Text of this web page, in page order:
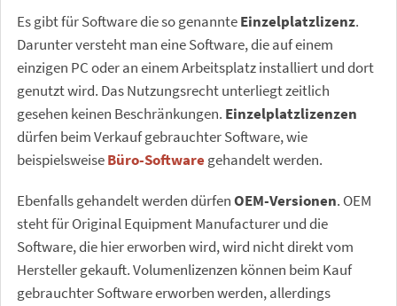
Es gibt für Software die so genannteEinzelplatzlizenz.
Darunter versteht man eine Software, die auf einem
einzigen PC oder an einem Arbeitsplatz installiert und dort
genutzt wird. Das Nutzungsrecht unterliegt zeitlich
gesehen keinen Beschränkungen. Einzelplatzlizenzen
dürfen beim Verkauf gebrauchter Software, wie
beispielsweiseBüro-Softwaregehandelt werden.
Ebenfalls gehandelt werden dürfenOEM-Versionen. OEM
steht für Original Equipment Manufacturer und die
Software, die hier erworben wird, wird nicht direkt vom
Hersteller gekauft. Volumenlizenzen können beim Kauf
gebrauchter Software erworben werden, allerdings